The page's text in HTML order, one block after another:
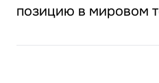
позицию в мировом